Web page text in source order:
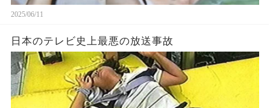
2025/06/11
日本のテレビ史上最悪の放送事故